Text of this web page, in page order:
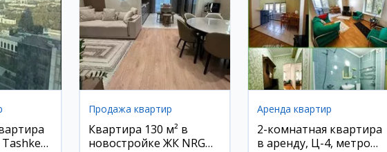
Продажа квартир
Квартира 130 м² в
новостройке ЖК NRG
Аренда квартир
2-комнатная квартира
в аренду, Ц-4, метро